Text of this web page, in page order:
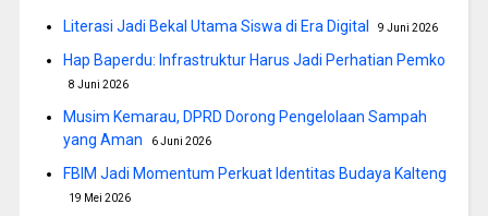
Literasi Jadi Bekal Utama Siswa di Era Digital 9 Juni 2026
Hap Baperdu: Infrastruktur Harus Jadi Perhatian Pemko
8 Juni 2026
Musim Kemarau, DPRD Dorong Pengelolaan Sampah
yang Aman
6 Juni 2026
FBIM Jadi Momentum Perkuat Identitas Budaya Kalteng
19 Mei 2026